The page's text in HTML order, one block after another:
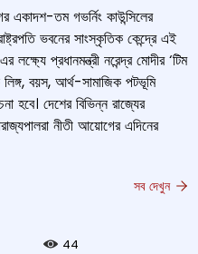
একাদশ-তম গভর্নিং কাউন্সিলের
ভবনের সাংস্কৃতিক কেন্দ্রে এই
প্রধানমন্ত্রী নরেন্দ্র মোদীর‘টিম
, বয়স, আর্থ-সামাজিক পটভূমি
হবে। দেশের বিভিন্ন রাজ্যের
নীতী আয়োগের এদিনের
সব দেখুন
44